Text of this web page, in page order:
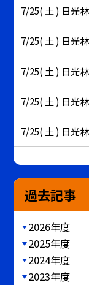
7/25( 土 ) 日光
7/25( 土 ) 日光
7/25( 土 ) 日光
7/25( 土 ) 日光
7/25( 土 ) 日光
過去記事
2026年度
2025年度
2024年度
2023年度